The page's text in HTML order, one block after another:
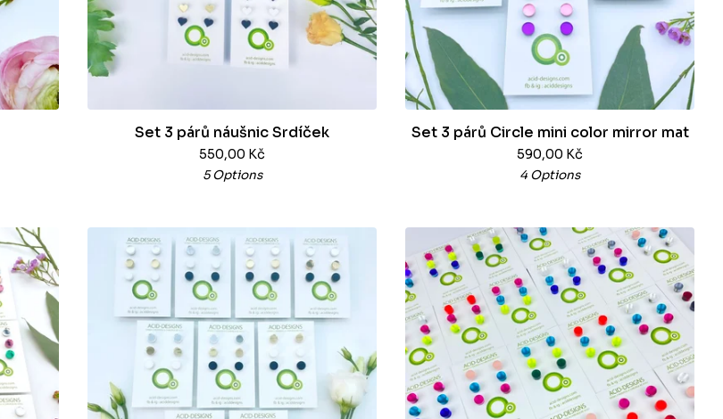
Set 3 párů náušnic Srdíček
550,00 Kč
5 Options
Set 3 párů Circle mini color mirror mat
590,00 Kč
4 Options